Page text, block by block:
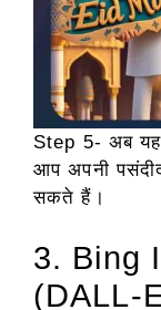
Step 5- अब
आप अपनी
सकते हैं।
3. Bing
(DALL-